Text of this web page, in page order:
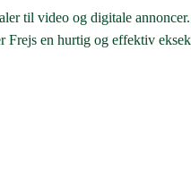
til video og digitale
en hurtig og effektiv